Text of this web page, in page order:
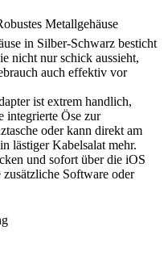
Metallgehäuse
in Silber-Schwarz besticht
nicht nur schick aussieht,
auch effektiv vor
ist extrem handlich,
integrierte Öse zur
oder kann direkt am
lästiger Kabelsalat mehr.
und sofort über die iOS
Software oder